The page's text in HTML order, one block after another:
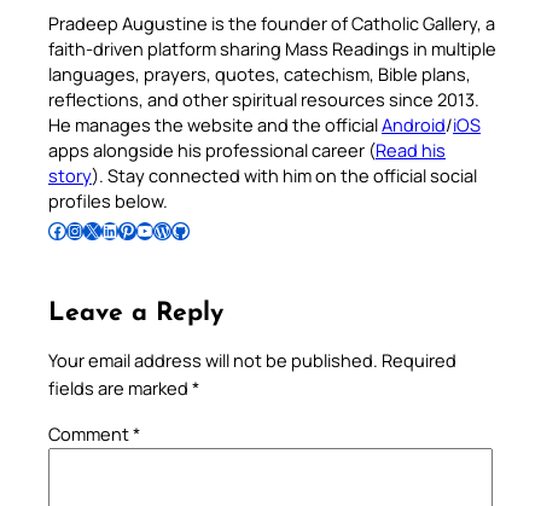
Pradeep Augustine is the founder of Catholic Gallery, a
faith-driven platform sharing Mass Readings in multiple
languages, prayers, quotes, catechism, Bible plans,
reflections, and other spiritual resources since 2013.
He manages the website and the officialAndroid/iOS
apps alongside his professional career (Read his
story). Stay connected with him on the official social
profiles below.
Follow Pradeep on Facebook Follow Pradeep on InstagramFollow Pradeep on X Follow Pradeep on LinkedIn Follow Pradeep on Pinterest Subscribe to Pradeep’s Youtube Channel Follow Pradeep on WordPress Follow Pradeep on GitHub
Leave a Reply
Your email address will not be published. Required
fields are marked *
Comment*